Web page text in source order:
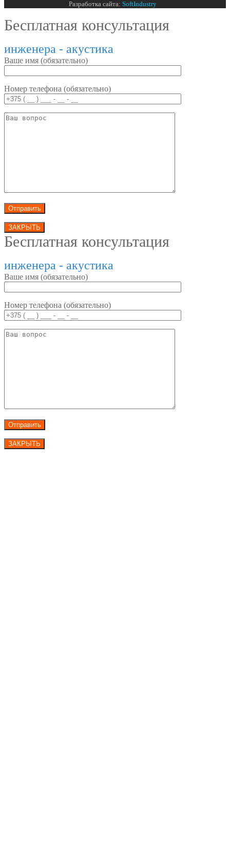
Разработка сайта: SoftIndustry
Бесплатная консультация
инженера - акустика
Ваше имя (обязательно)
Номер телефона (обязательно)
ЗАКРЫТЬ
Бесплатная консультация
инженера - акустика
Ваше имя (обязательно)
Номер телефона (обязательно)
ЗАКРЫТЬ